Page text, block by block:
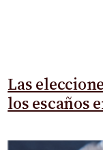
Las
los escaños